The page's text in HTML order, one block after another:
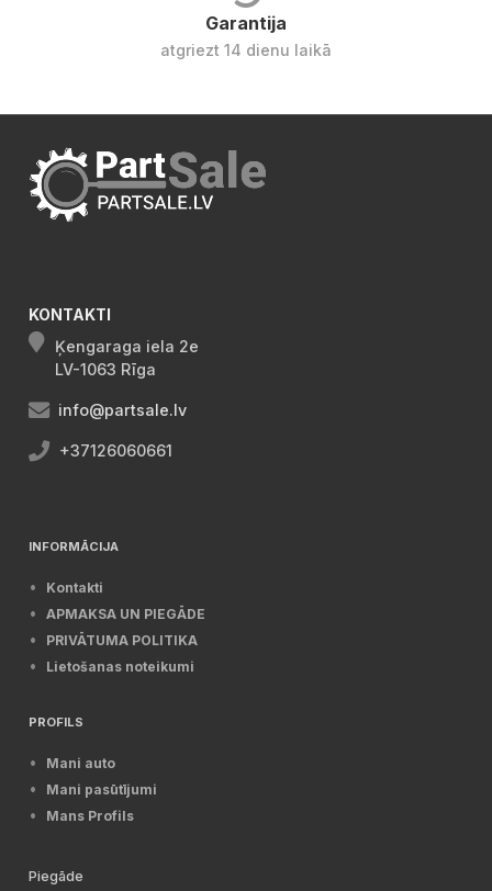
Garantija
atgriezt 14 dienu laikā
KONTAKTI
Ķengaraga iela 2e
LV-1063 Rīga
info@partsale.lv
+37126060661
INFORMĀCIJA
Kontakti
APMAKSA UN PIEGĀDE
PRIVĀTUMA POLITIKA
Lietošanas noteikumi
PROFILS
Mani auto
Mani pasūtījumi
Mans Profils
Piegāde